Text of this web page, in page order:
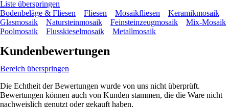
Liste überspringen
Bodenbeläge & Fliesen
Fliesen Mosaikfliesen
Keramikmosaik
Glasmosaik
Natursteinmosaik Feinsteinzeugmosaik
Mix-Mosaik
Poolmosaik
Flusskieselmosaik Metallmosaik
Kundenbewertungen
Bereich überspringen
Die Echtheit der Bewertungen wurde von uns nicht überprüft.
Bewertungen können auch von Kunden stammen, die die Ware nicht
nachweislich genutzt oder gekauft haben.